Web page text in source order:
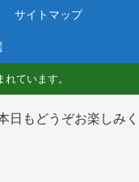
サイトマップ
ています。
日もどうぞお楽しみく